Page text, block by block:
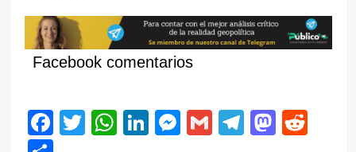
Facebook comentarios
Facebook
Twitter
WhatsApp
LinkedIn
Messenger
GmailTelegram